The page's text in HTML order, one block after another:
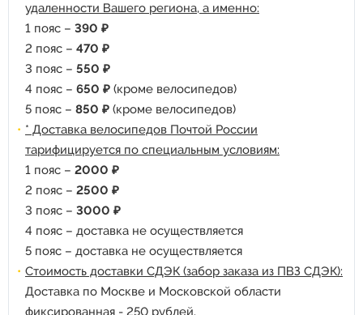
удаленности Вашего региона, а именно:
1 пояс – 390 ₽
2 пояс – 470 ₽
3 пояс – 550 ₽
4 пояс – 650 ₽ (кроме велосипедов)
5 пояс – 850 ₽ (кроме велосипедов)
* Доставка велосипедов Почтой России
тарифицируется по специальным условиям:
1 пояс – 2000 ₽
2 пояс – 2500 ₽
3 пояс – 3000 ₽
4 пояс – доставка не осуществляется
5 пояс – доставка не осуществляется
Стоимость доставки СДЭК (забор заказа из ПВЗ СДЭК):
Доставка по Москве и Московской области
фиксированная - 250 рублей.